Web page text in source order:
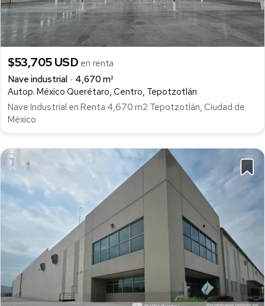
$53,705 USD en renta
Nave industrial
4,670 m²
Autop. México Querétaro, Centro, Tepotzotlán
Nave Industrial en Renta 4,670 m2 Tepotzotlán, Ciudad de
México